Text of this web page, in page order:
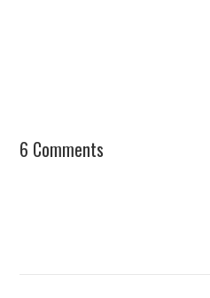
6 Comments